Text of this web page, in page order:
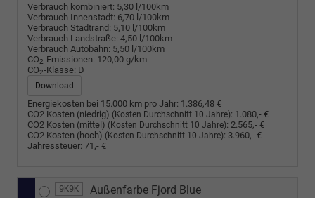
Verbrauch kombiniert: 5,30 l/100km
Verbrauch Innenstadt: 6,70 l/100km
Verbrauch Stadtrand: 5,10 l/100km
Verbrauch Landstraße: 4,50 l/100km
Verbrauch Autobahn: 5,50 l/100km
CO2-Emissionen: 120,00 g/km
CO2-Klasse: D
Download
Energiekosten bei 15.000 km pro Jahr: 1.386,48 €
CO2 Kosten (niedrig) (Kosten Durchschnitt 10 Jahre): 1.080,- €
CO2 Kosten (mittel) (Kosten Durchschnitt 10 Jahre): 2.565,- €
CO2 Kosten (hoch) (Kosten Durchschnitt 10 Jahre): 3.960,- €
Jahressteuer: 71,- €
9K9K Außenfarbe Fjord Blue